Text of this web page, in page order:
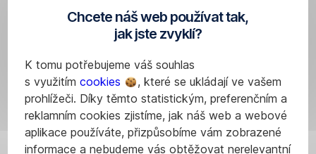
Chcete náš web používat tak,
jak jste zvyklí?
K tomu potřebujeme váš souhlas
s využitím cookies
, které se ukládají ve vašem
prohlížeči. Díky těmto statistickým, preferenčním a
reklamním cookies zjistíme, jak náš web a webové
aplikace používáte, přizpůsobíme vám zobrazené
informace a nebudeme vás obtěžovat nerelevantní